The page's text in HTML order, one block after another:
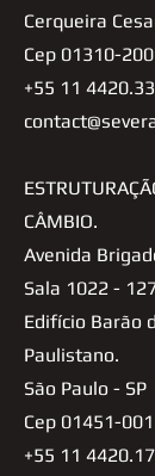
Cerqueira
Cep 01310-200
+55 11
CÂMBIO.
Avenida
Sala 1022 -
Edifício Barão
Paulistano.
São Paulo - SP
Cep 01451-001
+55 11